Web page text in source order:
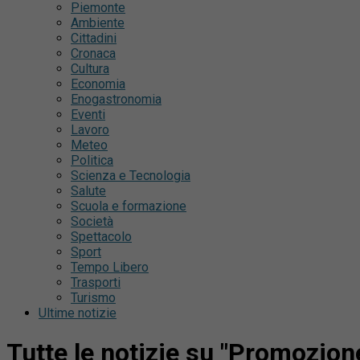
Piemonte
Ambiente
Cittadini
Cronaca
Cultura
Economia
Enogastronomia
Eventi
Lavoro
Meteo
Politica
Scienza e Tecnologia
Salute
Scuola e formazione
Società
Spettacolo
Sport
Tempo Libero
Trasporti
Turismo
Ultime notizie
Tutte le notizie su